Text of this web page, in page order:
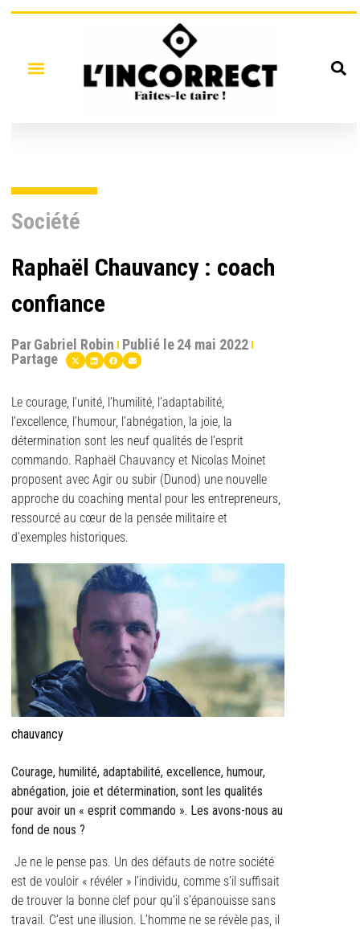
Société
Raphaël Chauvancy : coach
confiance
ParGabriel Robin Publié le24 mai 2022
Partage
Le courage, l’unité, l’humilité, l’adaptabilité,
l’excellence, l’humour, l’abnégation, la joie, la
détermination sont les neuf qualités de l’esprit
commando. Raphaël Chauvancy et Nicolas Moinet
proposent avec Agir ou subir (Dunod) une nouvelle
approche du coaching mental pour les entrepreneurs,
ressourcé au cœur de la pensée militaire et
d’exemples historiques.
chauvancy
Courage, humilité, adaptabilité, excellence, humour,
abnégation, joie et détermination, sont les qualités
pour avoir un « esprit commando ». Les avons-nous au
fond de nous ?
Je ne le pense pas. Un des défauts de notre société
est de vouloir « révéler » l’individu, comme s’il suffisait
de trouver la bonne clef pour qu’il s’épanouisse sans
travail. C’est une illusion. L’homme ne se révèle pas, il